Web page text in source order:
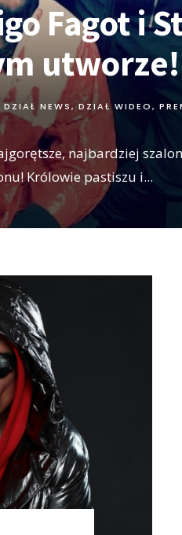
Fagot i
DZIAŁ NEWS,DZIAŁ WIDEO,
najbardziej
Królowie pastiszu i...